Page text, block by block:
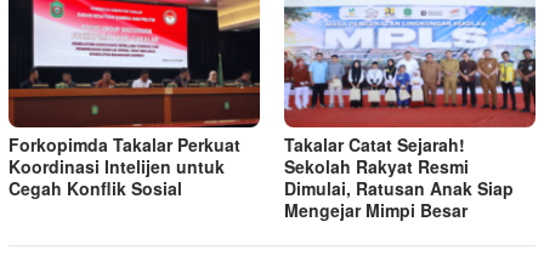
Forkopimda Takalar Perkuat
Koordinasi Intelijen untuk
Cegah Konflik Sosial
Takalar Catat Sejarah!
Sekolah Rakyat Resmi
Dimulai, Ratusan Anak Siap
Mengejar Mimpi Besar